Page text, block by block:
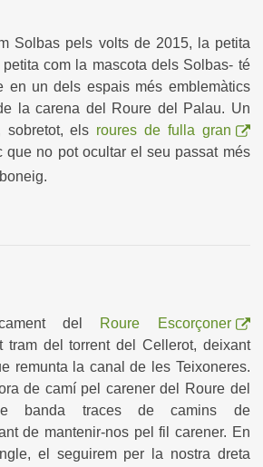
Solbas pels volts de 2015, la petita
com la mascota dels Solbas- té
en un dels espais més emblemàtics
la carena del Roure del Palau. Un
els roures de fulla gran
que no pot ocultar el seu passat més
del Roure Escorçoner
tram del torrent del Cellerot, deixant
remunta la canal de les Teixoneres.
de camí pel carener del Roure del
banda traces de camins de
de mantenir-nos pel fil carener. En
el seguirem per la nostra dreta